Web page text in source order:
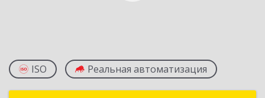
ISO Реальная автоматизация